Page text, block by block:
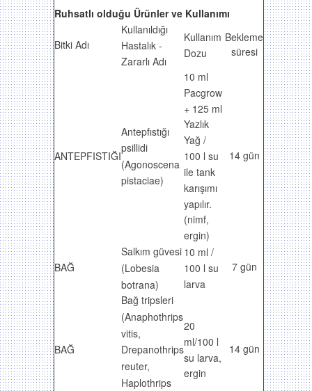
Ruhsatlı olduğu Ürünler ve Kullanımı
Bitki Adı
Kullanıldığı
Hastalık -
Zararlı Adı
Kullanım
Dozu
Bekleme
süresi
ANTEPFISTIĞI
Antepfıstığı
psillidi
(Agonoscena
pistaciae)
10 ml
Pacgrow
+ 125 ml
Yazlık
Yağ /
100 l su
ile tank
karışımı
yapılır.
(nimf,
ergin)
14 gün
BAĞ
Salkım güvesi
(Lobesia
botrana)
10 ml /
100 l su
larva
7 gün
BAĞ
Bağ tripsleri
(Anaphothrips
vitis,
Drepanothrips
reuter,
Haplothrips
20
ml/100 l
su larva,
ergin
14 gün